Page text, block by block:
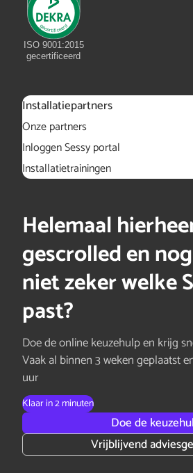
ISO 9001:2015
gecertificeerd
Installatiepartners
Onze partners
Inloggen Sessy portal
Installatietrainingen
Helemaal
gescrolled en
niet zeker welke
past?
Doe de online keuzehulp en krijg
Vaak al binnen 3 weken geplaatst
uur
Klaar in 2 minuten
Doe de
Vrijblijvend